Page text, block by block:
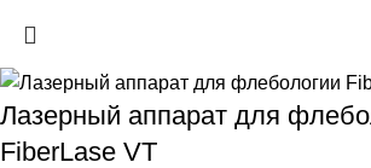
Лазерный аппарат для
FiberLase VT